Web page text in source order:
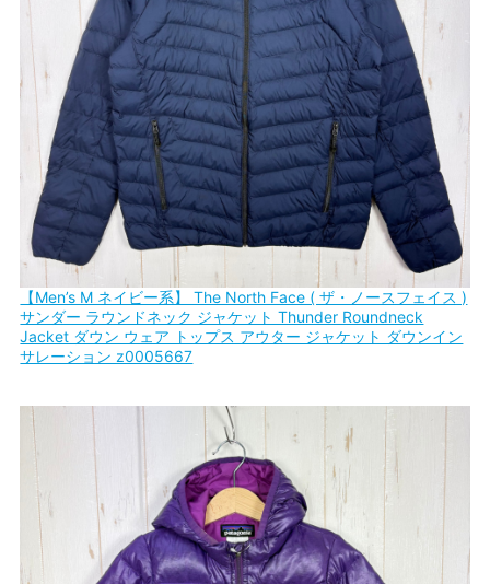
【Men’s M ネイビー系】 The North Face ( ザ・ノースフェイス )
サンダー ラウンドネック ジャケット Thunder Roundneck
Jacket ダウン ウェア トップス アウター ジャケット ダウンイン
サレーション z0005667